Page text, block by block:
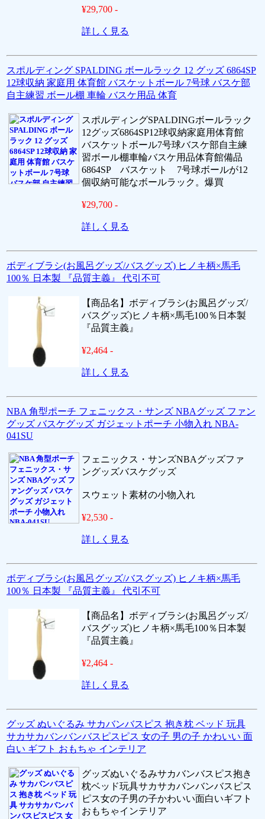
¥29,700 -
詳しく見る
スポルディング SPALDING ボールラック 12 グッズ 6864SP
12球収納 家庭用 体育館 バスケットボール 7号球 バスケ部
自主練習 ボール棚 車輪 バスケ用品 体育
スポルディングSPALDINGボールラック
12グッズ6864SP12球収納家庭用体育館
バスケットボール7号球バスケ部自主練
習ボール棚車輪バスケ用品体育館備品
6864SP バスケット 7号球ボールが12
個収納可能なボールラック。爆買
¥29,700 -
詳しく見る
ボディブラシ(お風呂グッズ/バスグッズ) ヒノキ柄×馬毛
100％ 日本製 『品質主義』 代引不可
【商品名】ボディブラシ(お風呂グッズ/
バスグッズ)ヒノキ柄×馬毛100％日本製
『品質主義』
¥2,464 -
詳しく見る
NBA 角型ポーチ フェニックス・サンズ NBAグッズ ファン
グッズ バスケグッズ ガジェットポーチ 小物入れ NBA-
041SU
フェニックス・サンズNBAグッズファ
ングッズバスケグッズ
スウェット素材の小物入れ
¥2,530 -
詳しく見る
ボディブラシ(お風呂グッズ/バスグッズ) ヒノキ柄×馬毛
100％ 日本製 『品質主義』 代引不可
【商品名】ボディブラシ(お風呂グッズ/
バスグッズ)ヒノキ柄×馬毛100％日本製
『品質主義』
¥2,464 -
詳しく見る
グッズ ぬいぐるみ サカバンバスピス 抱き枕 ベッド 玩具
サカサカバンバンバスピスピス 女の子 男の子 かわいい 面
白い ギフト おもちゃ インテリア
グッズぬいぐるみサカバンバスピス抱き
枕ベッド玩具サカサカバンバンバスピス
ピス女の子男の子かわいい面白いギフト
おもちゃインテリア